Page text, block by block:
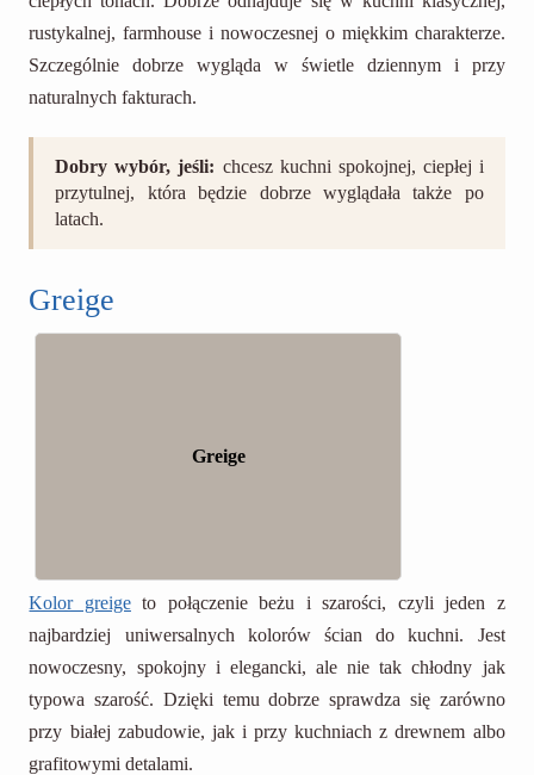
rustykalnej, farmhouse i nowoczesnej o miękkim charakterze.
Szczególnie dobrze wygląda w świetle dziennym i przy
naturalnych fakturach.
Dobry wybór, jeśli: chcesz kuchni spokojnej, ciepłej i
przytulnej, która będzie dobrze wyglądała także po
latach.
Greige
Greige
Kolor greigeto połączenie beżu i szarości, czyli jeden z
najbardziej uniwersalnych kolorów ścian do kuchni. Jest
nowoczesny, spokojny i elegancki, ale nie tak chłodny jak
typowa szarość. Dzięki temu dobrze sprawdza się zarówno
przy białej zabudowie, jak i przy kuchniach z drewnem albo
grafitowymi detalami.